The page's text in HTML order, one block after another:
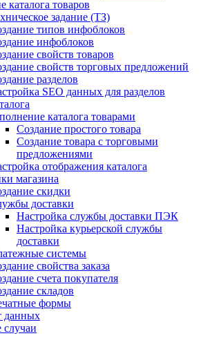
каталога товаров
задание (ТЗ)
типов инфоблоков
инфоблоков
свойств товаров
свойств торговых предложений
разделов
SEO данных для разделов
каталога товарами
Создание простого товара
Создание товара с торговыми
предложениями
отображения каталога
магазина
скидки
доставки
Настройка службы доставки ПЭК
Настройка курьерской службы
доставки
системы
свойства заказа
счета покупателя
складов
формы
данных
случаи